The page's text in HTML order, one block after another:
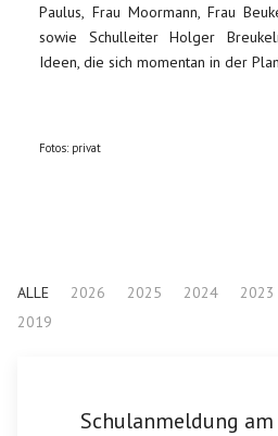
Paulus, Frau Moormann, Frau
sowie Schulleiter Holger
Ideen, die sich momentan in der
Fotos: privat
ALLE 2026 2025 2024 2023
2019
Schulanmeldung